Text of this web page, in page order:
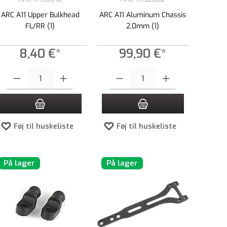
ARC A11 Upper Bulkhead
FL/RR (1)
8,40 €*
Føj til huskeliste
ARC A11 Aluminum Chassis
2,0mm (1)
99,90 €*
Føj til huskeliste
På lager På lager